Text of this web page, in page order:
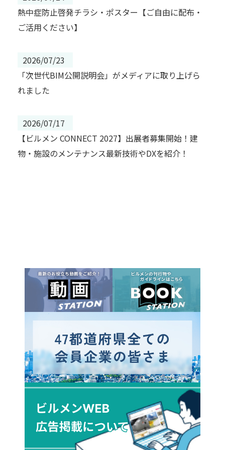
熱中症防止啓発チラシ・ポスター【ご自由に配布・
ご活用ください】
2026/07/23
「次世代BIM公開説明会」がメディアに取り上げら
れました
2026/07/17
【ビルメン CONNECT 2027】出展者募集開始！建
物・施設のメンテナンス最新技術やDXを紹介！